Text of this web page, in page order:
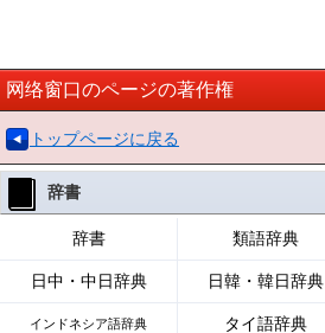
网络窗口のページの著作権
トップページに戻る
辞書
辞書 類語辞典
日中・中日辞典 日韓・韓日辞典
インドネシア語辞典 タイ語辞典